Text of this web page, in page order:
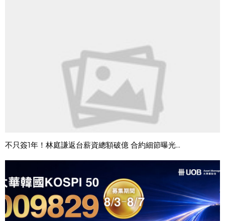
不只簽1年！林庭謙返台薪資總額破億 合約細節曝光...